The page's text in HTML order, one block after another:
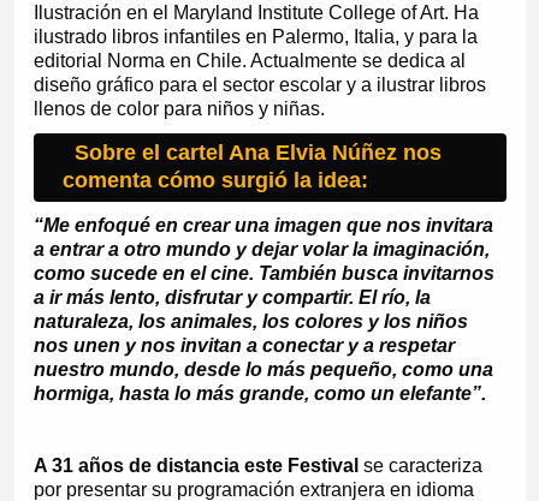
Ilustración en el Maryland Institute College of Art. Ha
ilustrado libros infantiles en Palermo, Italia, y para la
editorial Norma en Chile. Actualmente se dedica al
diseño gráfico para el sector escolar y a ilustrar libros
llenos de color para niños y niñas.
Sobre el cartel Ana Elvia Núñez nos
comenta cómo surgió la idea:
“Me enfoqué en crear una imagen que nos invitara
a entrar a otro mundo y dejar volar la imaginación,
como sucede en el cine. También busca invitarnos
a ir más lento, disfrutar y compartir. El río, la
naturaleza, los animales, los colores y los niños
nos unen y nos invitan a conectar y a respetar
nuestro mundo, desde lo más pequeño, como una
hormiga, hasta lo más grande, como un elefante”.
A 31 años de distancia este Festival se caracteriza
por presentar su programación extranjera en idioma